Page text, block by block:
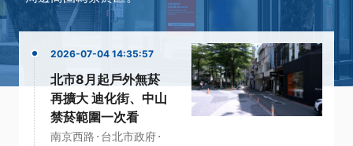
2026-07-04 14:35:57
北市8月起戶外無菸
再擴大 迪化街、中山
禁菸範圍一次看
南京西路 · 台北市政府·